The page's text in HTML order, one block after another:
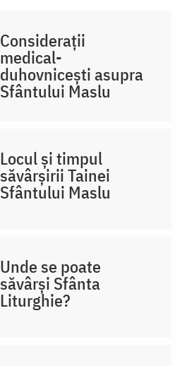
Considerații
medical-
duhovnicești asupra
Sfântului Maslu
Locul și timpul
săvârșirii Tainei
Sfântului Maslu
Unde se poate
săvârși Sfânta
Liturghie?